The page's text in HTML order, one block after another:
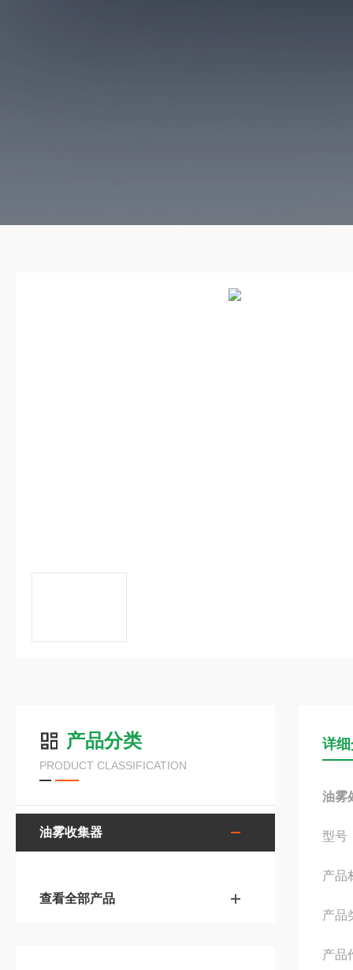
产品分类
PRODUCT CLASSIFICATION
油雾收集器
查看全部产品
详
油雾
型号
产品
产品
产品